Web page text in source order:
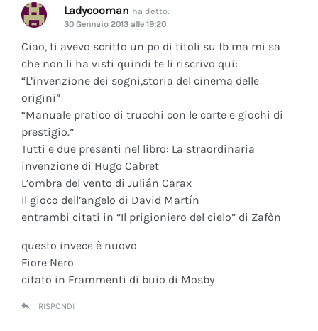
Ladycooman ha detto:
30 Gennaio 2013 alle 19:20
Ciao, ti avevo scritto un po di titoli su fb ma mi sa
che non li ha visti quindi te li riscrivo qui:
“L’invenzione dei sogni,storia del cinema delle
origini”
“Manuale pratico di trucchi con le carte e giochi di
prestigio.”
Tutti e due presenti nel libro: La straordinaria
invenzione di Hugo Cabret
L’ombra del vento di Julián Carax
Il gioco dell’angelo di David Martín
entrambi citati in “Il prigioniero del cielo” di Zafòn
questo invece è nuovo
Fiore Nero
citato in Frammenti di buio di Mosby
RISPONDI